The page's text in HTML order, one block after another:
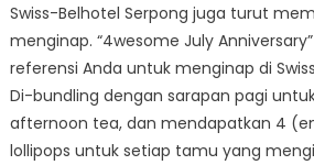
Swiss-Belhotel Serpong juga turut
menginap. “4wesome July
referensi Anda untuk menginap di
Di-bundling dengan sarapan pagi
afternoon tea, dan mendapatkan 4
lollipops untuk setiap tamu yang